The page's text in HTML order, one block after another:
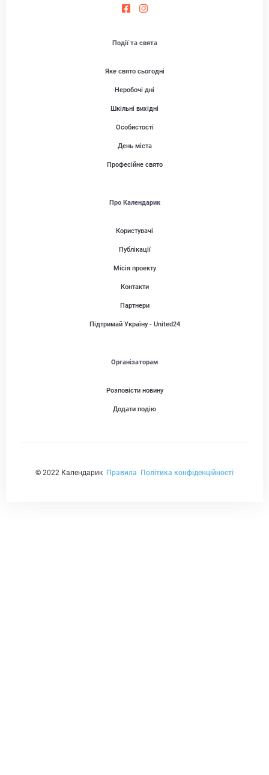
Події та свята
Яке свято сьогодні
Неробочі дні
Шкільні вихідні
Особистості
День міста
Професійне свято
Про Календарик
Користувачі
Публікації
Місія проекту
Контакти
Партнери
Підтримай Україну - United24
Організаторам
Розповісти новину
Додати подію
© 2022 Календарик Правила Політика конфіденційності